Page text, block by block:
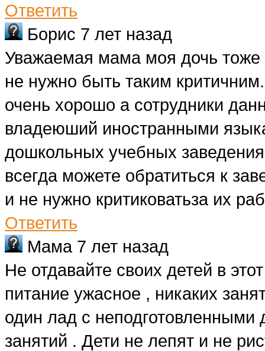
Ответить
Борис 7 лет назад
Уважаемая мама моя дочь тоже
не нужно быть таким
очень хорошо а сотрудники
владеюший иностранными
дошкольных учебных
всегда можете обратиться к
и не нужно критиковатьза их
Ответить
Мама 7 лет назад
Не отдавайте своих детей в
питание ужасное , никаких
один лад с неподготовленными
занятий . Дети не лепят и не